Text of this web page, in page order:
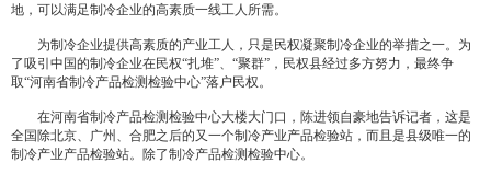
地，可以满足制冷企业的高素质一线工人所需。
为制冷企业提供高素质的产业工人，只是民权凝聚制冷企业的举措之一。为
了吸引中国的制冷企业在民权“扎堆”、“聚群”，民权县经过多方努力，最终争
取“河南省制冷产品检测检验中心”落户民权。
在河南省制冷产品检测检验中心大楼大门口，陈进领自豪地告诉记者，这是
全国除北京、广州、合肥之后的又一个制冷产业产品检验站，而且是县级唯一的
制冷产业产品检验站。除了制冷产品检测检验中心。